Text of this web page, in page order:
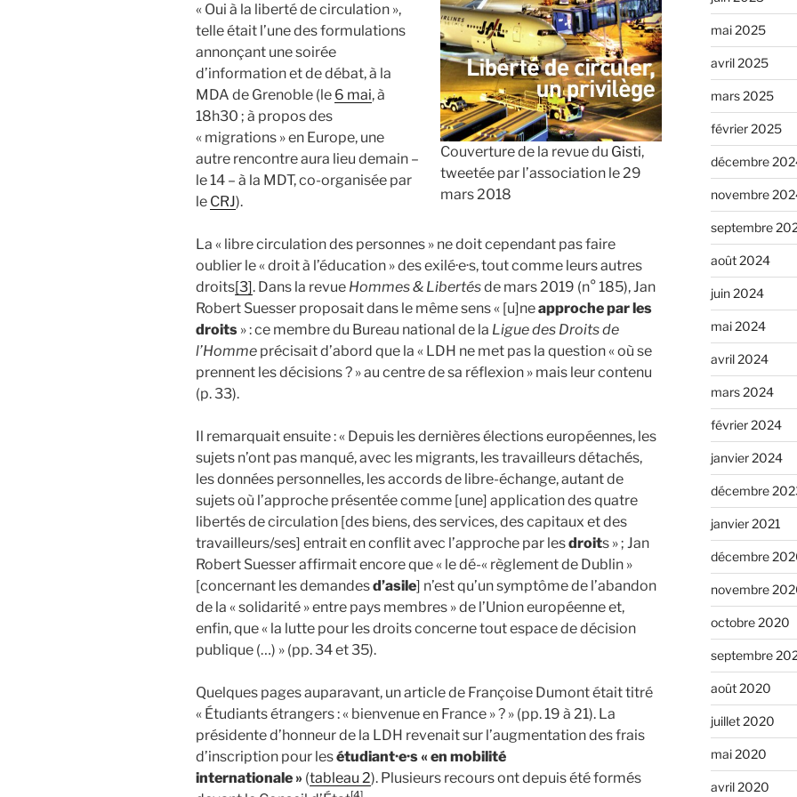
Couverture de la revue du Gisti,
tweetée par l’association le 29
mars 2018
« Oui à la liberté de circulation »,
telle était l’une des formulations
annonçant une soirée
d’information et de débat, à la
MDA de Grenoble (le 6 mai, à
18h30 ; à propos des
« migrations » en Europe, une
autre rencontre aura lieu demain –
le 14 – à la MDT, co-organisée par
le CRJ).
La « libre circulation des personnes » ne doit cependant pas faire
oublier le « droit à l’éducation » des exilé·e·s, tout comme leurs autres
droits[3]. Dans la revue Hommes & Libertésde mars 2019 (n° 185), Jan
Robert Suesser proposait dans le même sens « [u]neapproche par les
droits » : ce membre du Bureau national de la Ligue des Droits de
l’Homme précisait d’abord que la « LDH ne met pas la question « où se
prennent les décisions ? » au centre de sa réflexion » mais leur contenu
(p. 33).
Il remarquait ensuite : « Depuis les dernières élections européennes, les
sujets n’ont pas manqué, avec les migrants, les travailleurs détachés,
les données personnelles, les accords de libre-échange, autant de
sujets où l’approche présentée comme [une] application des quatre
libertés de circulation [des biens, des services, des capitaux et des
travailleurs/ses] entrait en conflit avec l’approche par lesdroits » ; Jan
Robert Suesser affirmait encore que « le dé-« règlement de Dublin »
[concernant les demandesd’asile] n’est qu’un symptôme de l’abandon
de la « solidarité » entre pays membres » de l’Union européenne et,
enfin, que « la lutte pour les droits concerne tout espace de décision
publique (…) » (pp. 34 et 35).
Quelques pages auparavant, un article de Françoise Dumont était titré
« Étudiants étrangers : « bienvenue en France » ? » (pp. 19 à 21). La
présidente d’honneur de la LDH revenait sur l’augmentation des frais
d’inscription pour lesétudiant·e·s « en mobilité
internationale » (tableau 2). Plusieurs recours ont depuis été formés
mai 2025
avril 2025
mars 2025
février 2025
décembre
novembre
septembre
août 2024
juin 2024
mai 2024
avril 2024
mars 2024
février 2024
janvier 2024
décembre
janvier 2021
décembre
novembre
octobre 2020
septembre
août 2020
juillet 2020
mai 2020
avril 2020